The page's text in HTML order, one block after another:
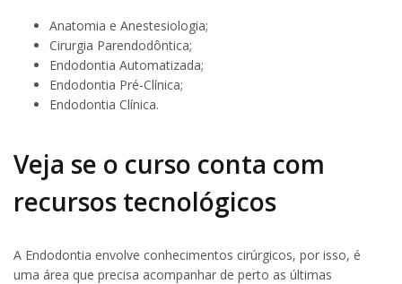
Anatomia e Anestesiologia;
Cirurgia Parendodôntica;
Endodontia Automatizada;
Endodontia Pré-Clínica;
Endodontia Clínica.
Veja se o curso conta com
recursos tecnológicos
A Endodontia envolve conhecimentos cirúrgicos, por isso, é
uma área que precisa acompanhar de perto as últimas